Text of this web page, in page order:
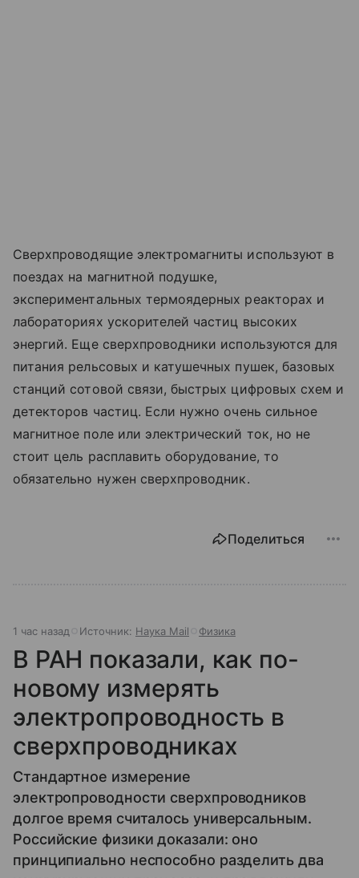
Сверхпроводящие электромагниты используют в
поездах на магнитной подушке,
экспериментальных термоядерных реакторах и
лабораториях ускорителей частиц высоких
энергий. Еще сверхпроводники используются для
питания рельсовых и катушечных пушек, базовых
станций сотовой связи, быстрых цифровых схем и
детекторов частиц. Если нужно очень сильное
магнитное поле или электрический ток, но не
стоит цель расплавить оборудование, то
обязательно нужен сверхпроводник.
Поделиться
1 час назад Источник: Наука Mail Физика
В РАН показали, как по-
новому измерять
электропроводность в
сверхпроводниках
Стандартное измерение
электропроводности сверхпроводников
долгое время считалось универсальным.
Российские физики доказали: оно
принципиально неспособно разделить два